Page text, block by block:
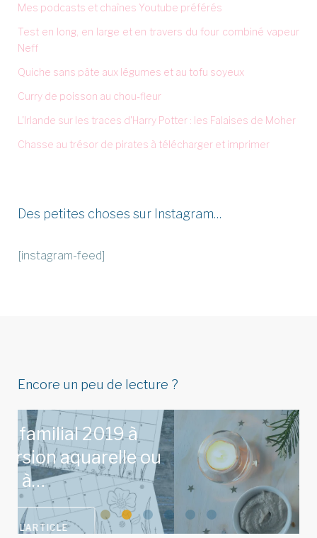
Mes podcasts et chaînes Youtube préférés
Test en long, en large et en travers du four combiné vapeur
Neff
Quiche sans pâte aux légumes et au tofu soyeux
Curry de poisson au chou-fleur
L'Irlande sur les traces d'Harry Potter : les Falaises de Moher
Chasse au trésor de pirates à télécharger et imprimer
Des petites choses sur Instagram…
[instagram-feed]
Encore un peu de lecture ?